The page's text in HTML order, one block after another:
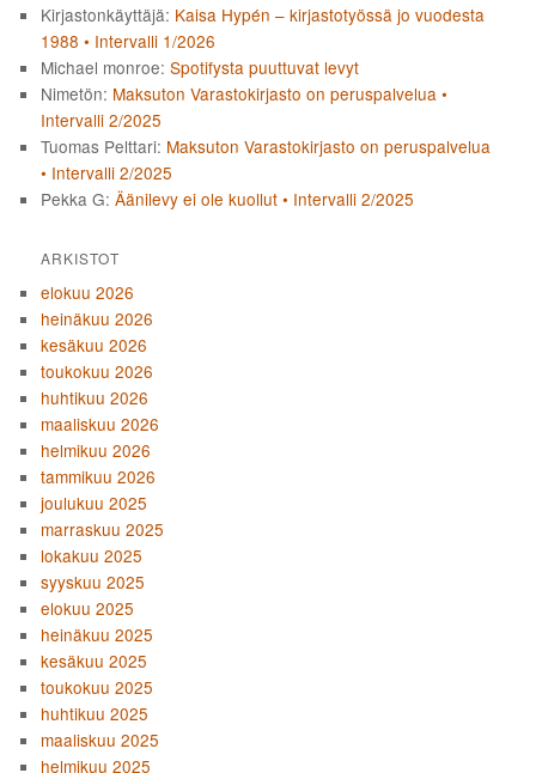
Kirjastonkäyttäjä: Kaisa Hypén – kirjastotyössä jo vuodesta
1988 • Intervalli 1/2026
Michael monroe:Spotifysta puuttuvat levyt
Nimetön: Maksuton Varastokirjasto on peruspalvelua •
Intervalli 2/2025
Tuomas Pelttari: Maksuton Varastokirjasto on peruspalvelua
• Intervalli 2/2025
Pekka G:Äänilevy ei ole kuollut • Intervalli 2/2025
ARKISTOT
elokuu 2026
heinäkuu 2026
kesäkuu 2026
toukokuu 2026
huhtikuu 2026
maaliskuu 2026
helmikuu 2026
tammikuu 2026
joulukuu 2025
marraskuu 2025
lokakuu 2025
syyskuu 2025
elokuu 2025
heinäkuu 2025
kesäkuu 2025
toukokuu 2025
huhtikuu 2025
maaliskuu 2025
helmikuu 2025